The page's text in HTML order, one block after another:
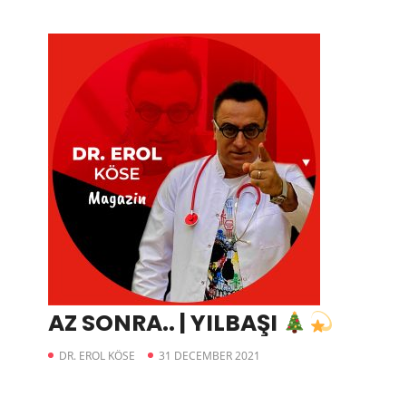
AZ SONRA.. | YILBAŞI
DR. EROL KÖSE 31 DECEMBER 2021